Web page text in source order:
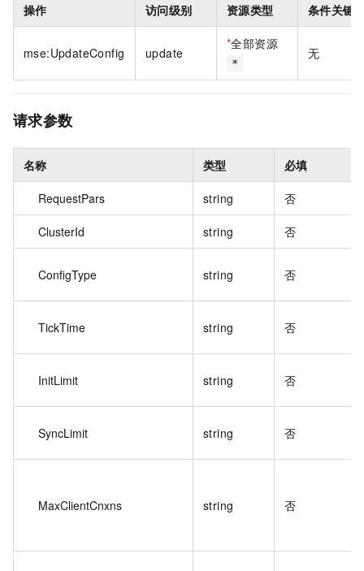
操作 访问级别 资源类型 条件关键
mse:UpdateConfig update
*全部资源
*
无
请求参数
名称 类型 必填
RequestPars string 否
ClusterId string 否
ConfigType string 否
TickTime string 否
InitLimit string 否
SyncLimit string 否
MaxClientCnxns string 否